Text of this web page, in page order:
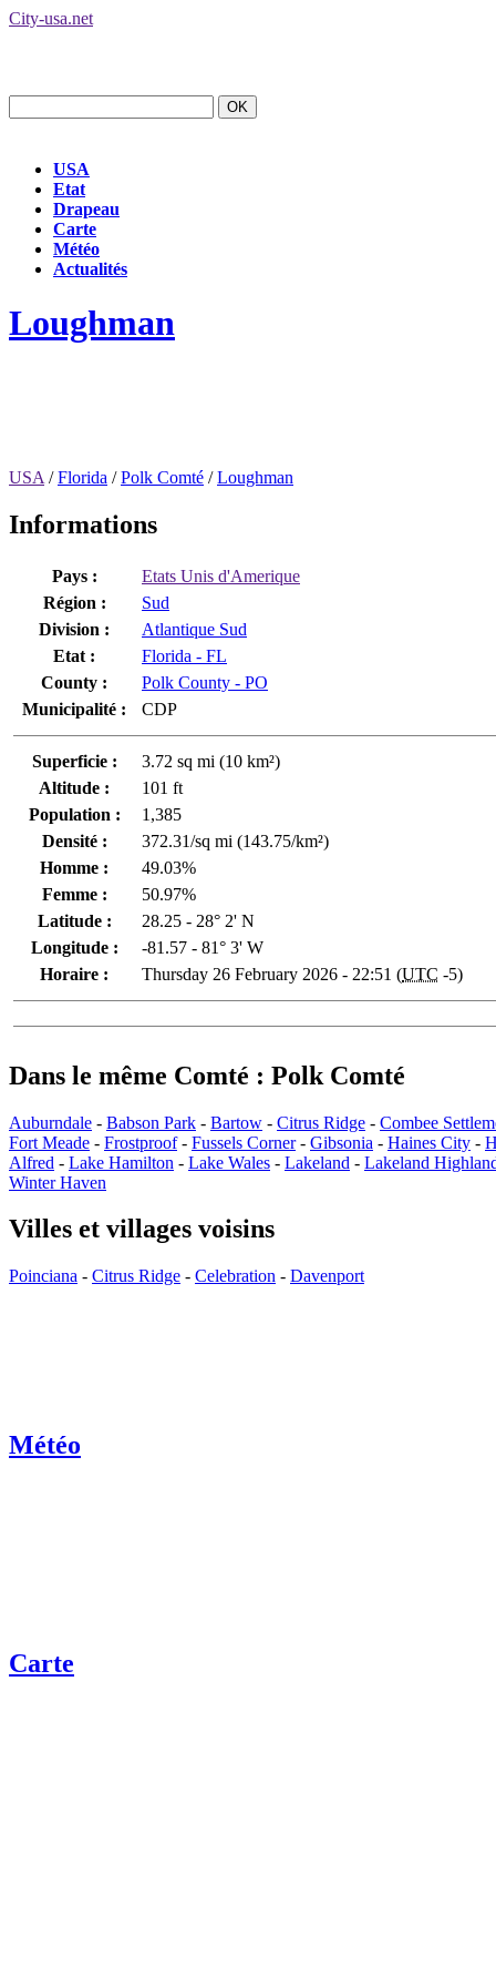
City-usa.net
USA
Etat
Drapeau
Carte
Météo
Actualités
Loughman
USA /Florida /Polk Comté /Loughman
Informations
Pays :
Etats Unis d'Amerique
Région :
Sud
Division :
Atlantique Sud
Etat :
Florida - FL
County :
Polk County - PO
Municipalité :
CDP
Superficie :
3.72 sq mi (10 km²)
Altitude :
101 ft
Population :
1,385
Densité :
372.31/sq mi (143.75/km²)
Homme :
49.03%
Femme :
50.97%
Latitude :
28.25 - 28° 2' N
Longitude :
-81.57 - 81° 3' W
Horaire :
Thursday 26 February 2026 - 22:51 (UTC -5)
Dans le même Comté : Polk Comté
Auburndale - Babson Park - Bartow - Citrus Ridge - Combee
Fort Meade - Frostproof- Fussels Corner- Gibsonia - Haines City -
Alfred - Lake Hamilton - Lake Wales - Lakeland - Lakeland
Winter Haven
Villes et villages voisins
Poinciana - Citrus Ridge - Celebration - Davenport
Météo
Carte